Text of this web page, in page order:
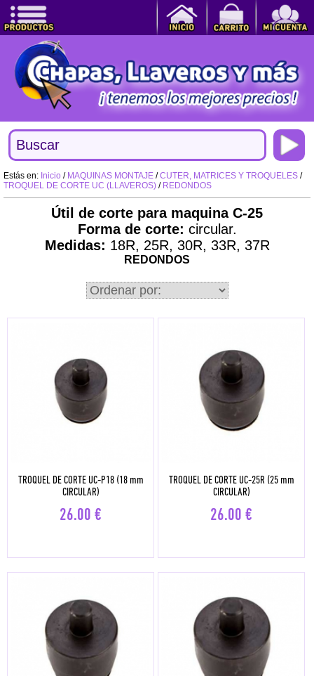
Estás en: Inicio / MAQUINAS MONTAJE /CUTER, MATRICES Y TROQUELES /
TROQUEL DE CORTE UC (LLAVEROS) / REDONDOS
Útil de corte para maquina C-25
Forma de corte: circular.
Medidas: 18R, 25R, 30R, 33R, 37R
REDONDOS
TROQUEL DE CORTE UC-P18 (18 mm
CIRCULAR)
26.00 €
TROQUEL DE CORTE UC-25R (25 mm
CIRCULAR)
26.00 €